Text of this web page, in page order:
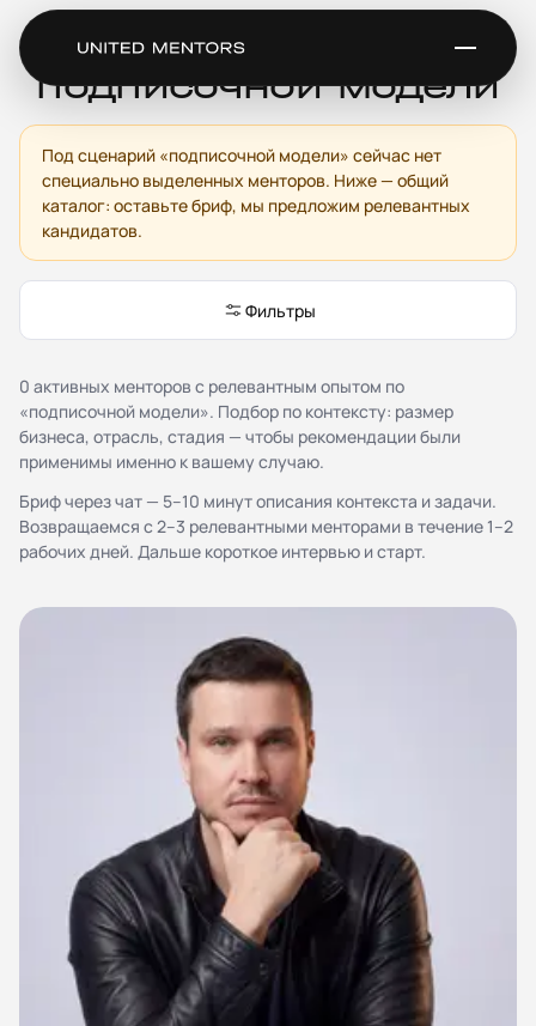
Ментор по
подписочной модели
Под сценарий «подписочной модели» сейчас нет
специально выделенных менторов. Ниже — общий
каталог: оставьте бриф, мы предложим релевантных
кандидатов.
Фильтры
0 активных менторов с релевантным опытом по
«подписочной модели». Подбор по контексту: размер
бизнеса, отрасль, стадия — чтобы рекомендации были
применимы именно к вашему случаю.
Бриф через чат — 5–10 минут описания контекста и задачи.
Возвращаемся с 2–3 релевантными менторами в течение 1–2
рабочих дней. Дальше короткое интервью и старт.
Сервис
Каталог менторов
Как это работает
Отзывы
Стать ментором
Партнёрская программа
Благотворительность
Документы
Публичная оферта
Соглашение о конфиденциальности (NDA)
Политика конфиденциальности и обработки
персональных данных
Правила работы